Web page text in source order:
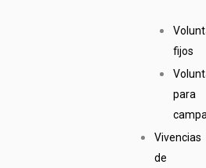
fijos
para
Vivencias
de